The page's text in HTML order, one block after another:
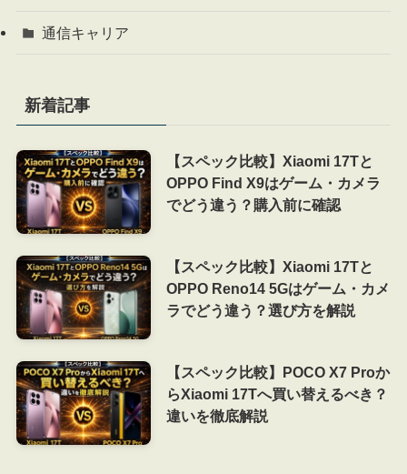
通信キャリア
新着記事
【スペック比較】Xiaomi 17Tと
OPPO Find X9はゲーム・カメラ
でどう違う？購入前に確認
【スペック比較】Xiaomi 17Tと
OPPO Reno14 5Gはゲーム・カメ
ラでどう違う？選び方を解説
【スペック比較】POCO X7 Proか
らXiaomi 17Tへ買い替えるべき？
違いを徹底解説